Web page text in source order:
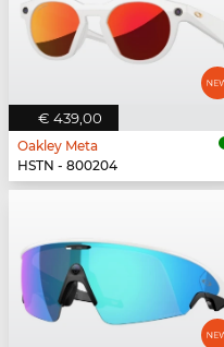
€ 439,00
Oakley Meta
HSTN - 800204